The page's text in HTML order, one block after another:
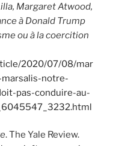
Margaret Atwood,
à Donald Trump
ou à la coercition
2020/07/08/mar
notre-
pas-conduire-au-
. The Yale Review.